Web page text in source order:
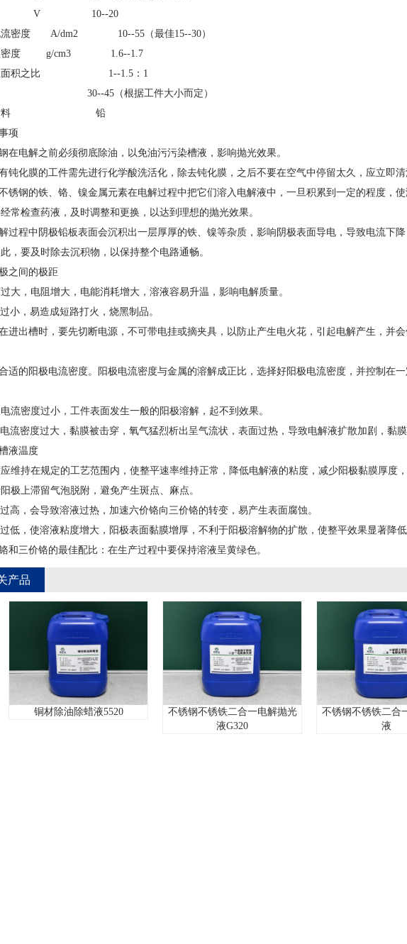
10--20
密度 A/dm2 10--55（最佳15--30）
度 g/cm3 1.6--1.7
积之比 1--1.5：1
45（根据工件大小而定）
铅
项
在电解之前必须彻底除油，以免油污污染槽液，影响抛光效果。
钝化膜的工件需先进行化学酸洗活化，除去钝化膜，之后不要在空气中停留太久，应立即清
锈钢的铁、铬、镍金属元素在电解过程中把它们溶入电解液中，一旦积累到一定的程度，
常检查药液，及时调整和更换，以达到理想的抛光效果。
过程中阴极铅板表面会沉积出一层厚厚的铁、镍等杂质，影响阴极表面导电，导致电流下
，要及时除去沉积物，以保持整个电路通畅。
之间的极距
大，电阻增大，电能消耗增大，溶液容易升温，影响电解质量。
小，易造成短路打火，烧黑制品。
进出槽时，要先切断电源，不可带电挂或摘夹具，以防止产生电火花，引起电解产生，并
适的阳极电流密度。阳极电流密度与金属的溶解成正比，选择好阳极电流密度，并控制在
流密度过小，工件表面发生一般的阳极溶解，起不到效果。
流密度过大，黏膜被击穿，氧气猛烈析出呈气流状，表面过热，导致电解液扩散加剧，黏
液温度
维持在规定的工艺范围内，使整平速率维持正常，降低电解液的粘度，减少阳极黏膜厚度
极上滞留气泡脱附，避免产生斑点、麻点。
高，会导致溶液过热，加速六价铬向三价铬的转变，易产生表面腐蚀。
低，使溶液粘度增大，阳极表面黏膜增厚，不利于阳极溶解物的扩散，使整平效果显著降低
和三价铬的最佳配比：在生产过程中要保持溶液呈黄绿色。
产品
材除油除蜡液5520
不锈钢不锈铁二合一电解抛光
不锈钢不锈铁二合一电解抛光